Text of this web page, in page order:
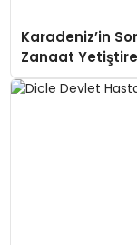
Karadeniz’in
Zanaat